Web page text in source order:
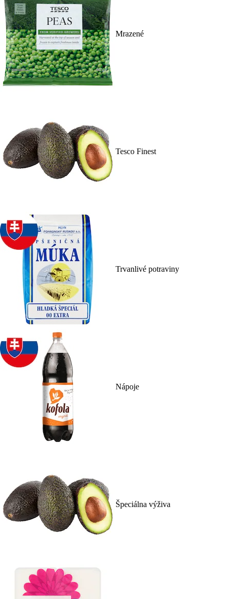
Mrazené
Tesco Finest
Trvanlivé potraviny
Nápoje
Špeciálna výživa